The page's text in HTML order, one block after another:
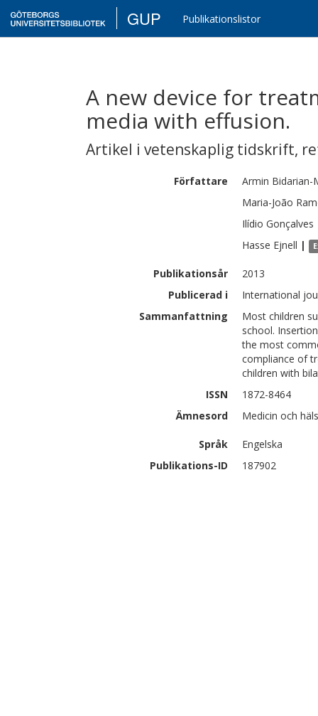
GUP Publikationslistor
A new device for
media with effusion.
Artikel i vetenskaplig tidskrift,
Författare Armin Bidarian-
Maria-João
Ilídio Gonçalves
Hasse Ejnell |
Publikationsår
2013
Publicerad i
International
Sammanfattning
Most children
school.
the most
compliance of
children with
ISSN
1872-8464
Ämnesord
Medicin och
Språk
Engelska
Publikations-ID
187902